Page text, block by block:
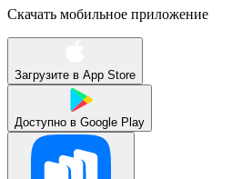
Скачать мобильное приложение
Загрузите в App Store
Доступно в Google Play